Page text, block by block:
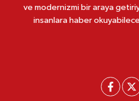
ve modernizmi bir araya
insanlara haber